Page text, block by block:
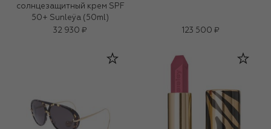
солнцезащитный крем SPF
50+ Sunleÿa (50ml)
32 930 ₽
123 500 ₽